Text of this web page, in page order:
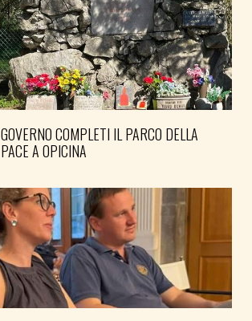
GOVERNO COMPLETI IL PARCO DELLA
PACE A OPICINA